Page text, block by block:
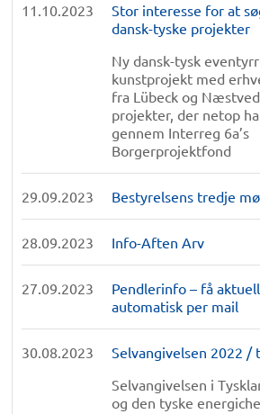
11.10.2023
Stor interesse for at
dansk-tyske projekter
Ny dansk-tysk
kunstprojekt med
fra Lübeck og
projekter, der netop
gennem Interreg 6a’s
Borgerprojektfond
29.09.2023 Bestyrelsens tredje
28.09.2023 Info-Aften Arv
27.09.2023
Pendlerinfo – få
automatisk per mail
30.08.2023
Selvangivelsen 2022 /
Selvangivelsen i
og den tyske